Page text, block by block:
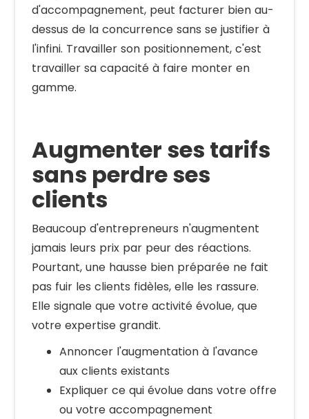
d'accompagnement, peut facturer bien au-
dessus de la concurrence sans se justifier à
l'infini. Travailler son positionnement, c'est
travailler sa capacité à faire monter en
gamme.
Augmenter ses tarifs
sans perdre ses
clients
Beaucoup d'entrepreneurs n'augmentent
jamais leurs prix par peur des réactions.
Pourtant, une hausse bien préparée ne fait
pas fuir les clients fidèles, elle les rassure.
Elle signale que votre activité évolue, que
votre expertise grandit.
Annoncer l'augmentation à l'avance
aux clients existants
Expliquer ce qui évolue dans votre offre
ou votre accompagnement